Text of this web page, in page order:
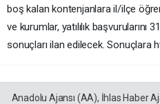
boş kalan kontenjanlara il/ilçe
ve kurumlar, yatılılık
sonuçları ilan edilecek. Sonuçlara
Anadolu Ajansı (AA), İhlas Haber